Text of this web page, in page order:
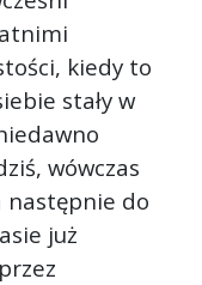
kiedy to
stały w
wówczas
następnie do
już